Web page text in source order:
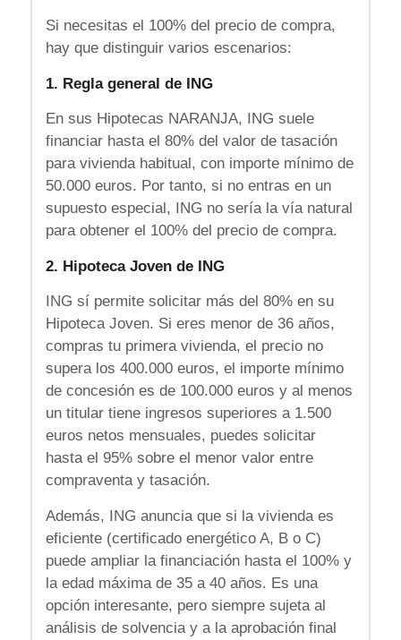
Si necesitas el 100% del precio de compra,
hay que distinguir varios escenarios:
1. Regla general de ING
En sus Hipotecas NARANJA, ING suele
financiar hasta el 80% del valor de tasación
para vivienda habitual, con importe mínimo de
50.000 euros. Por tanto, si no entras en un
supuesto especial, ING no sería la vía natural
para obtener el 100% del precio de compra.
2. Hipoteca Joven de ING
ING sí permite solicitar más del 80% en su
Hipoteca Joven. Si eres menor de 36 años,
compras tu primera vivienda, el precio no
supera los 400.000 euros, el importe mínimo
de concesión es de 100.000 euros y al menos
un titular tiene ingresos superiores a 1.500
euros netos mensuales, puedes solicitar
hasta el 95% sobre el menor valor entre
compraventa y tasación.
Además, ING anuncia que si la vivienda es
eficiente (certificado energético A, B o C)
puede ampliar la financiación hasta el 100% y
la edad máxima de 35 a 40 años. Es una
opción interesante, pero siempre sujeta al
análisis de solvencia y a la aprobación final